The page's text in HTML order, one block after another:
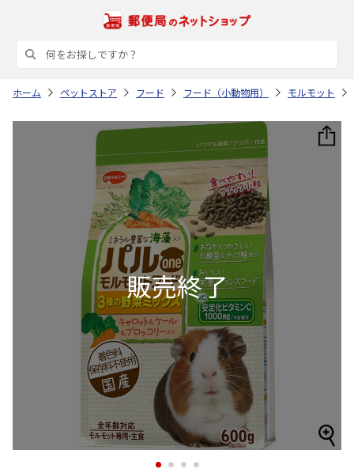
ホーム ペットストア フード フード（小動物用） モルモット